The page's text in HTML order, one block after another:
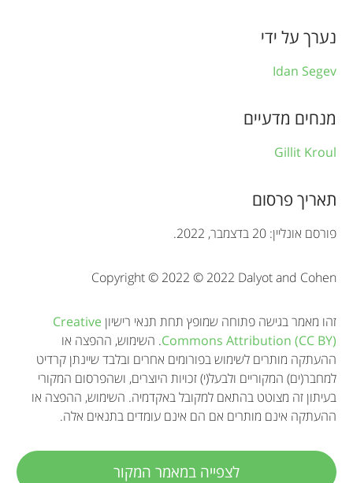
f
o
m
a
i
o
נערך על ידי
Idan Segev
מנחים מדעיים
Gillit Kroul
תאריך פרסום
פורסם אונליין: 20 בדצמבר, 2022.
Copyright © 2022 © 2022 Dalyot and Cohen
זהו מאמר בגישה פתוחה שמופץ תחת תנאי רישיון Creative
Commons Attribution (CC BY). השימוש, ההפצה או
ההעתקה מותרים לשימוש בפורומים אחרים ובלבד שיינתן קרדיט
למחבר(ים) המקוריים ולבעל(י) זכויות היוצרים, ושהפרסום המקורי
בעיתון זה מצוטט בהתאם למקובל באקדמיה. השימוש, ההפצה או
ההעתקה אינם מותרים אם הם אינם עומדים בתנאים אלה.
לצפייה במאמר המקור